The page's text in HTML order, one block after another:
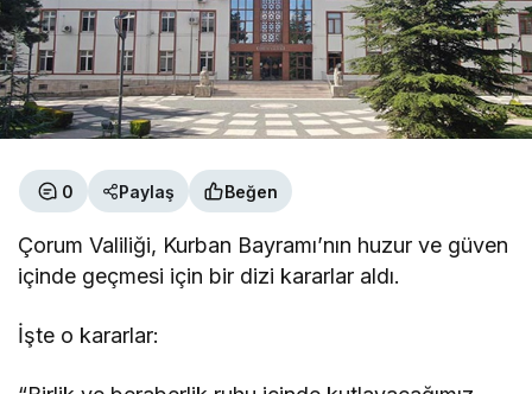
0 Paylaş Beğen
Çorum Valiliği, Kurban Bayramı’nın huzur ve güven
içinde geçmesi için bir dizi kararlar aldı.
İşte o kararlar: